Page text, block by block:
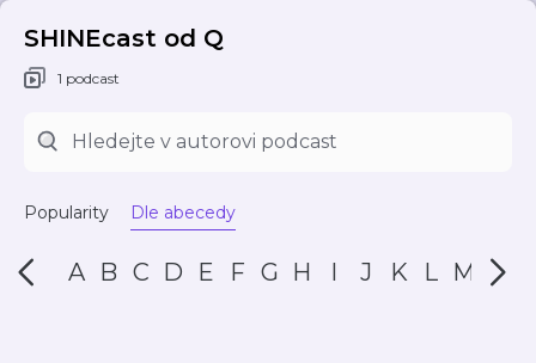
SHINEcast od Q
1 podcast
Popularity Dle abecedy
A B C D E F G H I J K L M N